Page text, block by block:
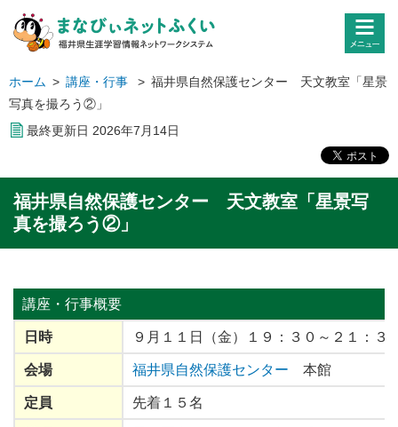
ホーム > 講座・行事 > 福井県自然保護センター 天文教室「星景
写真を撮ろう②」
最終更新日 2026年7 月 14日
福井県自然保護センター 天文教室「星景写
真を撮ろう②」
講座・行事概要
日時 ９月１１日（金）１９：３０～２１：３
会場 福井県自然保護センター 本館
定員 先着１５名